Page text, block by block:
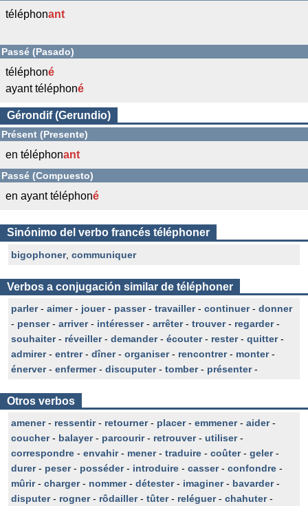
téléphonant
Passé (Pasado)
téléphoné
ayant téléphoné
Gérondif (Gerundio)
Présent (Presente)
en téléphonant
Passé (Compuesto)
en ayant téléphoné
Sinónimo del verbo francés téléphoner
bigophoner, communiquer
Verbos a conjugación similar de téléphoner
parler- aimer- jouer- passer- travailler- continuer- donner
- penser- arriver- intéresser- arrêter- trouver- regarder-
souhaiter- réveiller- demander- écouter- rester- quitter-
admirer- entrer- dîner- organiser- rencontrer- monter-
énerver- enfermer- discuputer- tomber- présenter-
Otros verbos
amener- ressentir- retourner- placer- emmener- aider-
coucher- balayer- parcourir- retrouver- utiliser-
correspondre - envahir- mener- traduire - coûter- geler-
durer- peser- posséder- introduire - casser- confondre -
mûrir- charger- nommer- détester- imaginer- bavarder-
disputer- rogner- rôdailler- tûter- reléguer- chahuter-